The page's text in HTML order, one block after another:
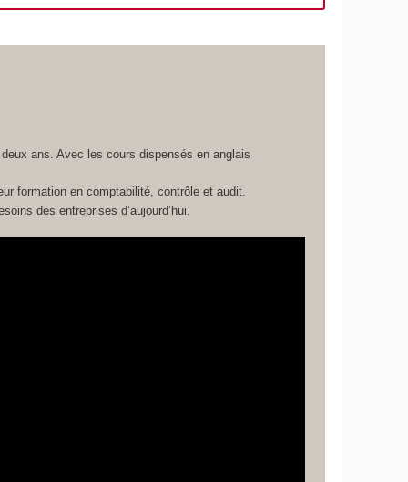
ans. Avec les cours dispensés en anglais
formation en comptabilité, contrôle et audit.
des entreprises d’aujourd’hui.